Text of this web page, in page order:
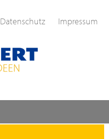
Datenschutz Impressum